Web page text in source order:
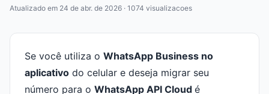
Atualizado em 24 de abr. de 2026 · 1074 visualizacoes
Se você utiliza o WhatsApp Business no
aplicativo do celular e deseja migrar seu
número para o WhatsApp API Cloud é